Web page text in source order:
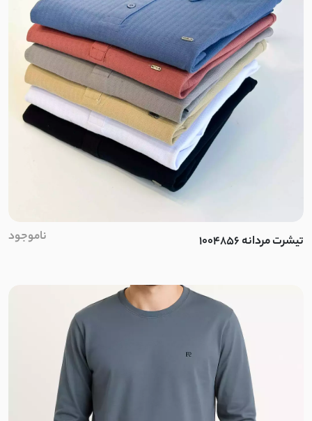
کرپ تابستانی پفکی
ساتن کرپ مات
نخ کجراه
نخ پنبه کبریتی
کرپ بوگاتی
الیاف
استونیک
نخ و پنبه گیاهی
تیشرت مردانه 1004856 ناموجود